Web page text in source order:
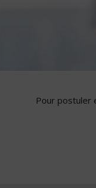
Pour postuler